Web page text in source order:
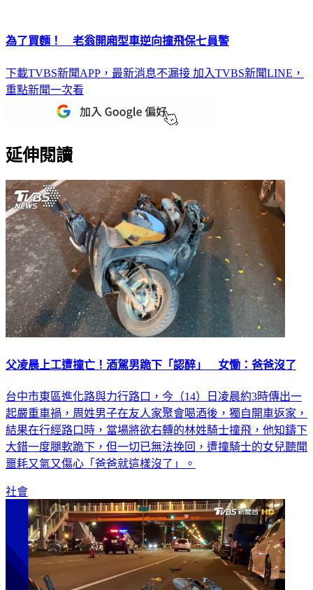
為了買麵！ 老翁開廂型車逆向撞飛保七員警
下載TVBS新聞APP，最新消息不漏接 加入TVBS新聞LINE，
重點新聞一次看
延伸閱讀
父凌晨上工遭撞亡！酒駕男跪下「認醉」 女慟：爸爸沒了
台中市東區進化路與力行路口，今（14）日凌晨約3時傳出一
起嚴重車禍，周姓男子在友人家聚會喝酒後，獨自開車返家，
結果在行經路口時，當場將欲右轉的林姓騎士撞飛，他知鑄下
大錯一度腿軟跪下，但一切已無法挽回，遭撞騎士的女兒聽聞
噩耗又氣又傷心「爸爸就這樣沒了」。
社會